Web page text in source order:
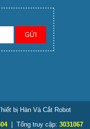
bị Hàn Và Cắt Robot
| Tổng truy cập: 3031067